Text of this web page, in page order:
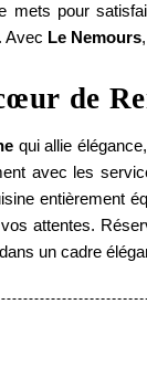
mets pour
Avec Le Nemours
de
qui allie
avec les
entièrement
attentes.
un cadre